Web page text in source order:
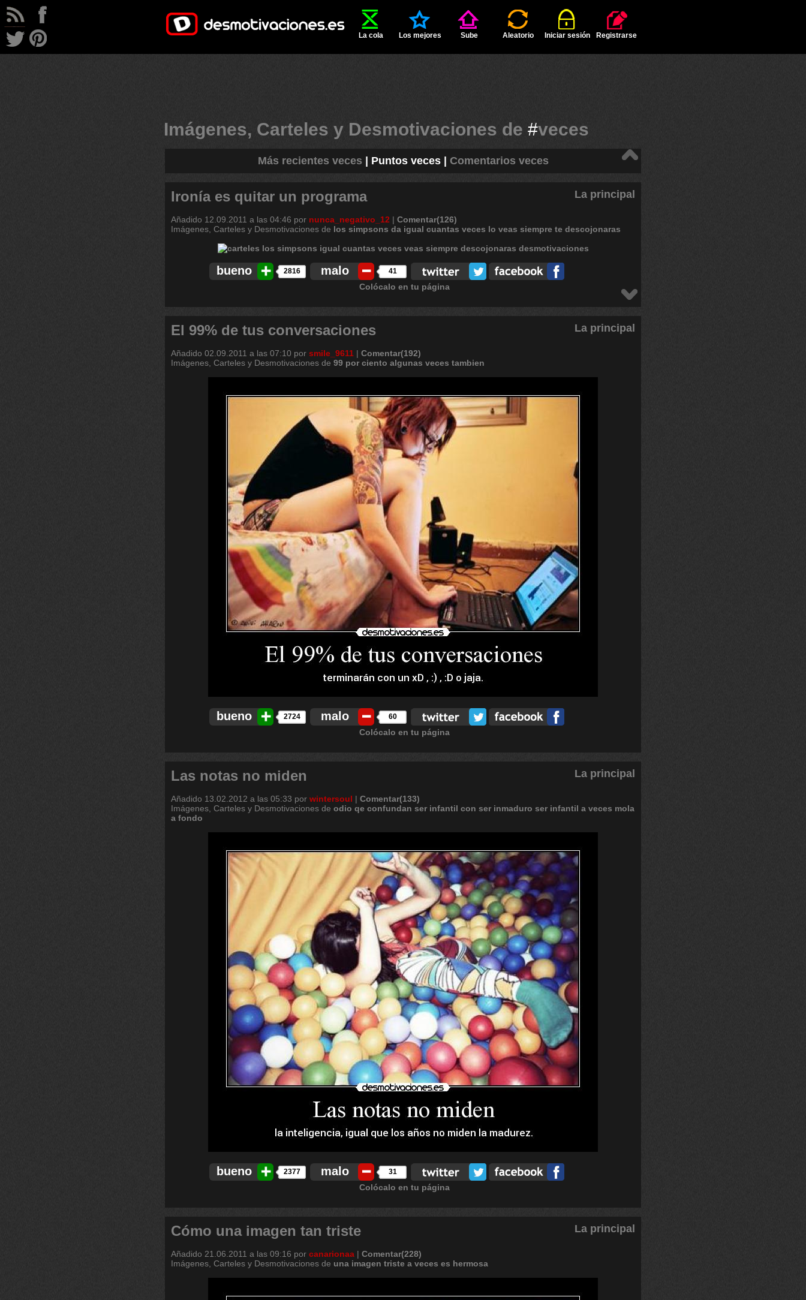
La cola Los mejores Sube Aleatorio Iniciar sesión Registrarse
Imágenes, Carteles y Desmotivaciones de #veces
Más recientes veces Puntos veces| Comentarios veces
Ironía es quitar un programa La principal
Añadido 12.09.2011 a las 04:46 por nunca_negativo_12 | Comentar(126)
Imágenes, Carteles y Desmotivaciones de los simpsons da igual cuantas veces lo veas siempre te descojonaras
bueno 2816 malo 41
Colócalo en tu página
El 99% de tus conversaciones La principal
Añadido 02.09.2011 a las 07:10 por smile_9611 | Comentar(192)
Imágenes, Carteles y Desmotivaciones de 99 por ciento algunas veces tambien
bueno 2724 malo 60
Colócalo en tu página
Las notas no miden La principal
Añadido 13.02.2012 a las 05:33 por wintersoul | Comentar(133)
Imágenes, Carteles y Desmotivaciones de odio qe confundan ser infantil con ser inmaduro ser infantil a veces mola
a fondo
bueno 2377 malo 31
Colócalo en tu página
Cómo una imagen tan triste La principal
Añadido 21.06.2011 a las 09:16 por canarionaa | Comentar(228)
Imágenes, Carteles y Desmotivaciones de una imagen triste a veces es hermosa